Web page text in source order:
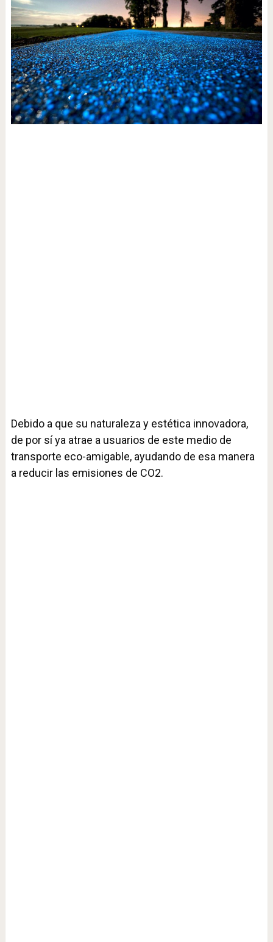
Debido a que su naturaleza y estética innovadora,
de por sí ya atrae a usuarios de este medio de
transporte eco-amigable, ayudando de esa manera
a reducir las emisiones de CO2.